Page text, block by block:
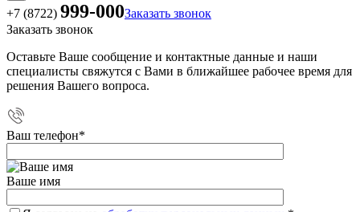
+7 (8722) 999-000Заказать звонок
Заказать звонок
Оставьте Ваше сообщение и контактные данные и наши
специалисты свяжутся с Вами в ближайшее рабочее время для
решения Вашего вопроса.
Ваш телефон*
Ваше имя